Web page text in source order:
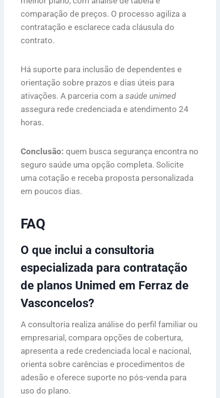
comparação de preços. O processo agiliza a
contratação e esclarece cada cláusula do
contrato.
Há suporte para inclusão de dependentes e
orientação sobre prazos e dias úteis para
ativações. A parceria com a saúde unimed
assegura rede credenciada e atendimento 24
horas.
Conclusão: quem busca segurança encontra no
seguro saúde uma opção completa. Solicite
uma cotação e receba proposta personalizada
em poucos dias.
FAQ
O que inclui a consultoria
especializada para contratação
de planos Unimed em Ferraz de
Vasconcelos?
A consultoria realiza análise do perfil familiar ou
empresarial, compara opções de cobertura,
apresenta a rede credenciada local e nacional,
orienta sobre carências e procedimentos de
adesão e oferece suporte no pós-venda para
uso do plano.